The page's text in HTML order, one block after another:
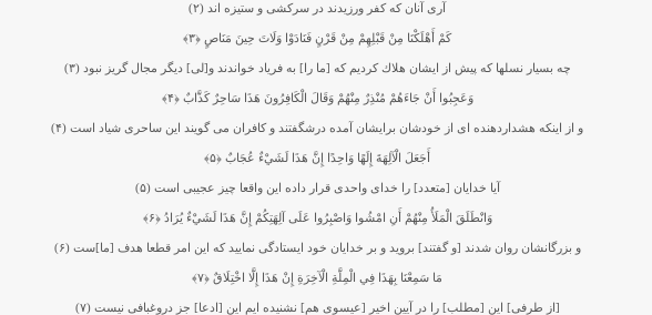
آرى آنان كه كفر ورزيدند در سركشى و ستيزه‏ اند (۲)
كَمْ أَهْلَكْنَا مِنْ قَبْلِهِمْ مِنْ قَرْنٍ فَنَادَوْا وَلَاتَ حِينَ مَنَاصٍ ﴿۳﴾
چه بسيار نسلها كه پيش از ايشان هلاك كرديم كه [ما را] به فرياد خواندند و[لى] ديگر مجال گريز نبود (۳)
وَعَجِبُوا أَنْ جَاءَهُمْ مُنْذِرٌ مِنْهُمْ وَقَالَ الْكَافِرُونَ هَذَا سَاحِرٌ كَذَّابٌ﴿۴﴾
و از اينكه هشداردهنده‏ اى از خودشان برايشان آمده درشگفتند و كافران مى گويند اين ساحرى شياد است (۴)
أَجَعَلَ الْآلِهَةَ إِلَهًا وَاحِدًا إِنَّ هَذَا لَشَيْءٌ عُجَابٌ ﴿۵﴾
آيا خدايان [متعدد] را خداى واحدى قرار داده اين واقعا چيز عجيبى است (۵)
وَانْطَلَقَ الْمَلَأُ مِنْهُمْ أَنِ امْشُوا وَاصْبِرُوا عَلَى آلِهَتِكُمْ إِنَّ هَذَا لَشَيْءٌ يُرَادُ﴿۶﴾
و بزرگانشان روان شدند [و گفتند] برويد و بر خدايان خود ايستادگى نماييد كه اين امر قطعا هدف [ما]ست (۶)
مَا سَمِعْنَا بِهَذَا فِي الْمِلَّةِ الْآخِرَةِ إِنْ هَذَا إِلَّا اخْتِلَاقٌ ﴿۷﴾
[از طرفى] اين [مطلب] را در آيين اخير [عيسوى هم] نشنيده‏ ايم اين [ادعا] جز دروغ‏بافى نيست (۷)